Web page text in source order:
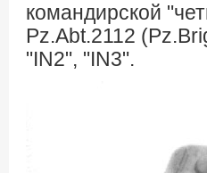
командирской
Pz.Abt.2112
"IN2", "IN3".